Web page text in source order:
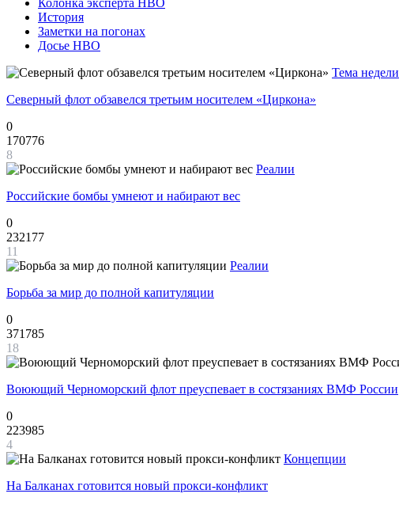
Колонка эксперта НВО
История
Заметки на погонах
Досье НВО
Тема недели
Северный флот обзавелся третьим носителем «Циркона»
0
170776
8
Реалии
Российские бомбы умнеют и набирают вес
0
232177
11
Реалии
Борьба за мир до полной капитуляции
0
371785
18
Воюющий Черноморский флот преуспевает в состязаниях ВМФ России
0
223985
4
Концепции
На Балканах готовится новый прокси-конфликт